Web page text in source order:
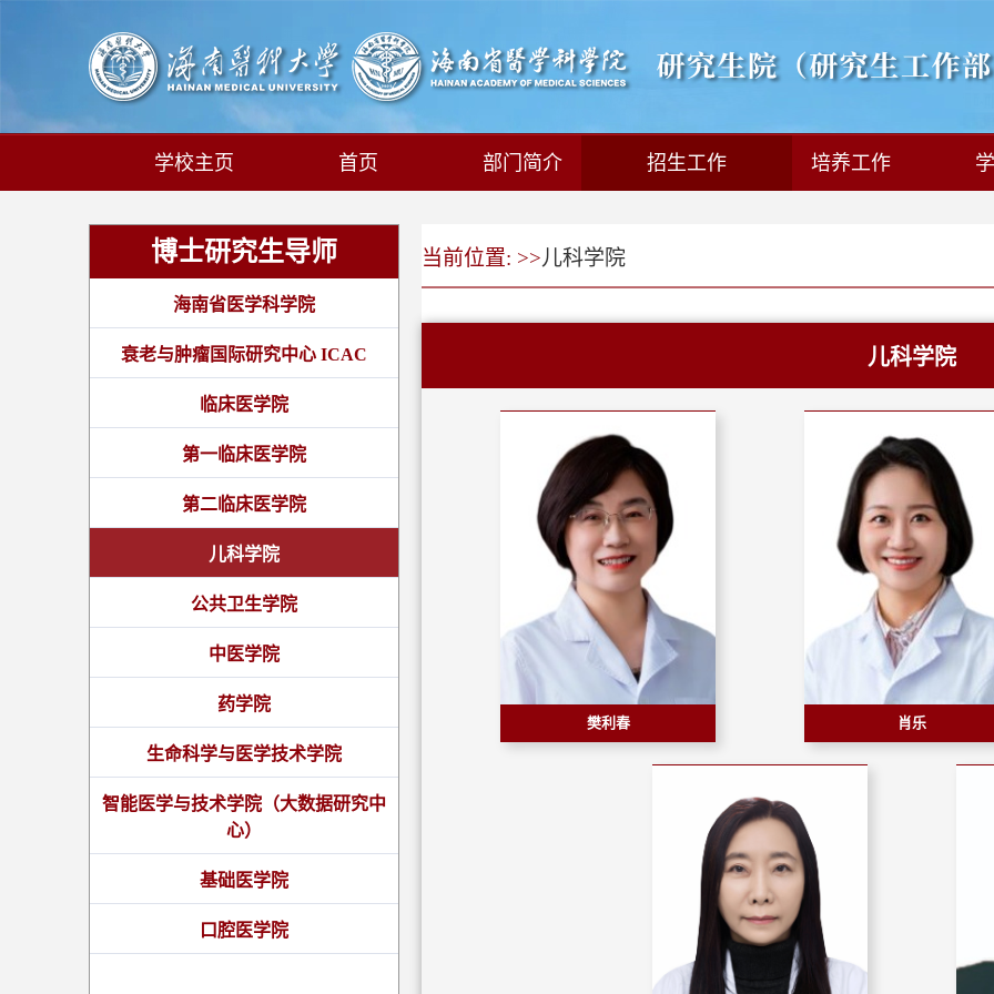
学校主页 首页 部门简介 招生工作 培养工作
博士研究生导师
海南省医学科学院
衰老与肿瘤国际研究中心 ICAC
临床医学院
第一临床医学院
第二临床医学院
儿科学院
公共卫生学院
中医学院
药学院
生命科学与医学技术学院
智能医学与技术学院（大数据研究中
心）
基础医学院
口腔医学院
当前位置: >>儿科学院
儿科学院
樊利春 肖乐